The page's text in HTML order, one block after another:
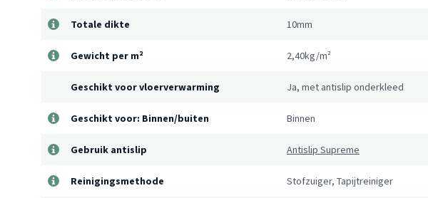
Totale dikte 10mm
Gewicht per m² 2,40kg/m²
Geschikt voor vloerverwarming Ja, met antislip onderkleed
Geschikt voor: Binnen/buiten Binnen
Gebruik antislip Antislip Supreme
Reinigingsmethode Stofzuiger, Tapijtreiniger